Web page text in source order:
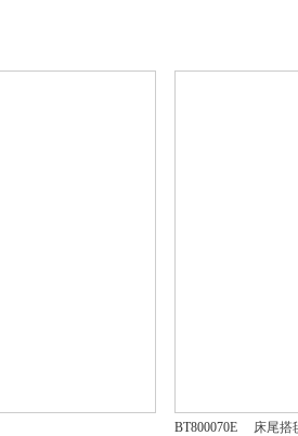
BT800070E
床尾搭